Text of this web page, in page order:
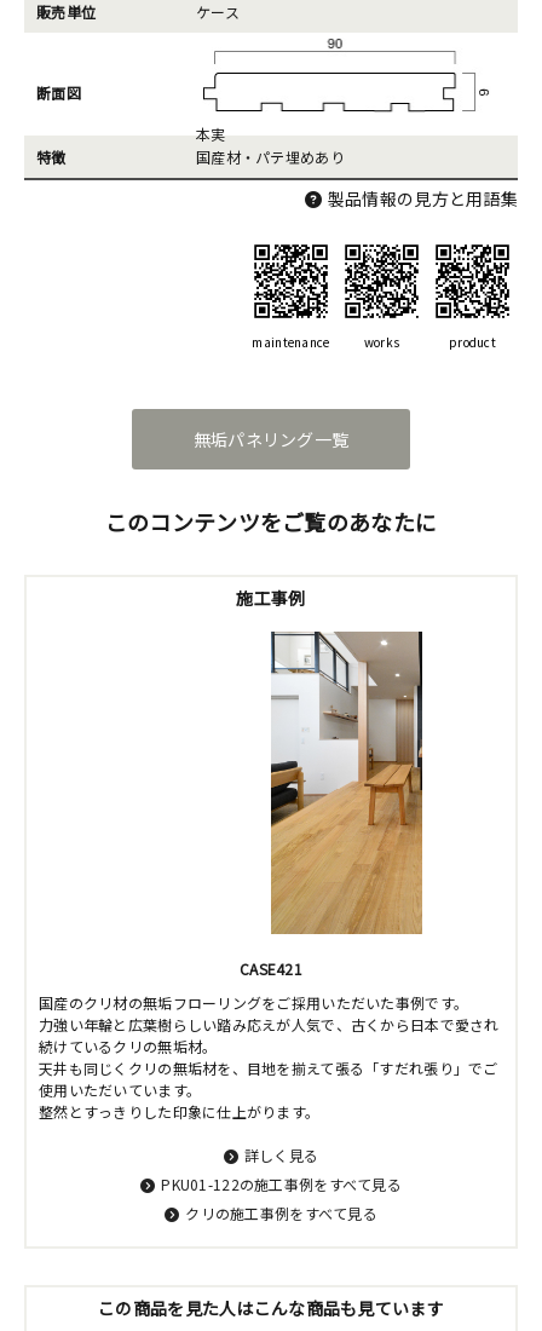
販売単位 ケース
断面図
本実
特徴
国産材・パテ埋めあり
製品情報の見方と用語集
maintenance works product
無垢パネリング一覧
このコンテンツをご覧のあなたに
施工事例
CASE421
国産のクリ材の無垢フローリングをご採用いただいた事例です。
力強い年輪と広葉樹らしい踏み応えが人気で、古くから日本で愛され
続けているクリの無垢材。
天井も同じくクリの無垢材を、目地を揃えて張る「すだれ張り」でご
使用いただいています。
整然とすっきりした印象に仕上がります。
詳しく見る
PKU01-122の施工事例をすべて見る
クリの施工事例をすべて見る
この商品を見た人はこんな商品も見ています